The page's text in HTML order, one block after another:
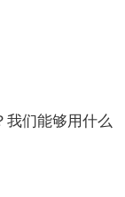
我们能够用什么